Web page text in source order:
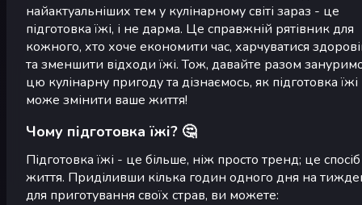
найактуальніших тем у кулінарному світі зараз - це
підготовка їжі, і не дарма. Це справжній рятівник для
кожного, хто хоче економити час, харчуватися
та зменшити відходи їжі. Тож, давайте разом
цю кулінарну пригоду та дізнаємось, як підготовка їжі
може змінити ваше життя!
Чому підготовка їжі? 🤔
Підготовка їжі - це більше, ніж просто тренд; це спосіб
життя. Приділивши кілька годин одного дня на
для приготування своїх страв, ви можете: